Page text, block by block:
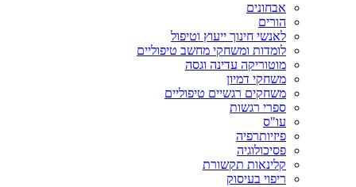
אבחונים
הורים
לאנשי חינוך ייעוץ וטיפול
לומדות ומשחקי מחשב טיפוליים
מוטוריקה עדינה וגסה
משחקי דמיון
משחקים רגשיים טיפוליים
ספרי רגשות
עו"ס
פיזיותרפיה
פסיכולוגיה
קלינאות תקשורת
ריפוי בעיסוק